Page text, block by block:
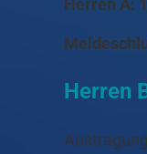
Herren A:
Herren